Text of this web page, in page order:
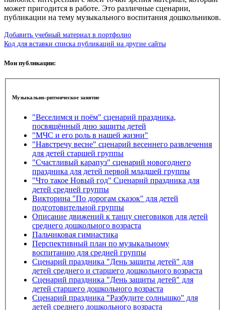
может пригодится в работе. Это различные сценарии,
публикации на тему музыкального воспитания дошкольников.
Добавить учебный материал в портфолио
Код для вставки списка публикаций на другие сайты
Мои публикации:
Музыкально-ритмическое занятие
"Веселимся и поём" сценарий праздника,
посвящённый дню защиты детей
"МЧС и его роль в нашей жизни"
"Навстречу весне" сценарий весеннего развлечения
для детей старшей группы
"Счастливый карапуз" сценарий новогоднего
праздника для детей первой младшей группы
"Что такое Новый год" Сценарий праздника для
детей средней группы
Викторина "По дорогам сказок" для детей
подготовительной группы
Описание движений к танцу снеговиков для детей
среднего дошкольного возраста
Пальчиковая гимнастика
Перспективный план по музыкальному
воспитанию для средней группы
Сценарий праздника "День защиты детей" для
детей среднего и старшего дошкольного возраста
Сценарий праздника "День защиты детей" для
детей старшего дошкольного возраста
Сценарий праздника "Разбудите солнышко" для
детей среднего дошкольного возраста